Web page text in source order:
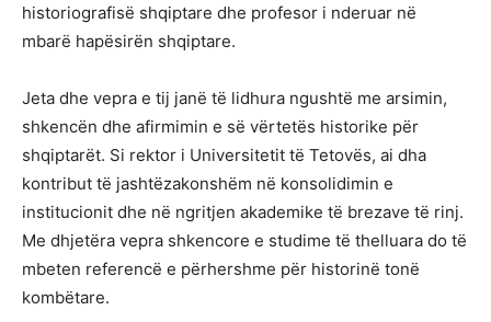
historiografisë shqiptare dhe profesor i nderuar në
mbarë hapësirën shqiptare.
Jeta dhe vepra e tij janë të lidhura ngushtë me arsimin,
shkencën dhe afirmimin e së vërtetës historike për
shqiptarët. Si rektor i Universitetit të Tetovës, ai dha
kontribut të jashtëzakonshëm në konsolidimin e
institucionit dhe në ngritjen akademike të brezave të rinj.
Me dhjetëra vepra shkencore e studime të thelluara do të
mbeten referencë e përhershme për historinë tonë
kombëtare.